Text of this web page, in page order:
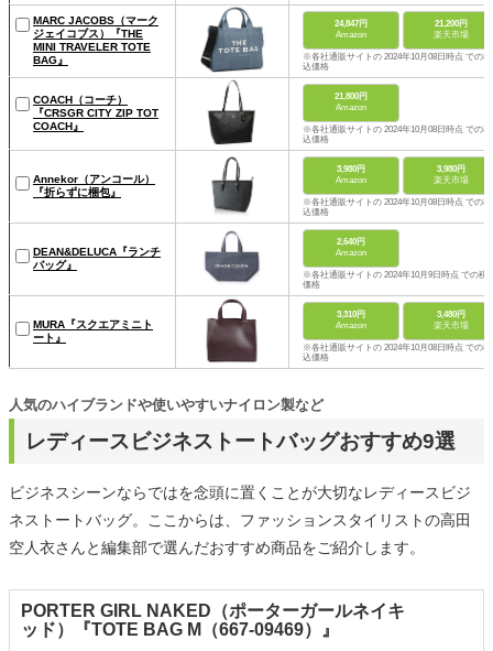
MARC JACOBS（マーク
ジェイコブス）『THE
MINI TRAVELER TOTE
BAG』
24,847円
Amazon
21,200円
楽天市場
※各社通販サイトの 2024年10月08日時点 での税
込価格
COACH（コーチ）
『CRSGR CITY ZIP TOT
COACH』
21,800円
Amazon
※各社通販サイトの 2024年10月08日時点 での税
込価格
Annekor（アンコール）
『折らずに梱包』
3,980円
Amazon
3,980円
楽天市場
※各社通販サイトの 2024年10月08日時点 での税
込価格
DEAN&DELUCA『ランチ
バッグ』
2,640円
Amazon
※各社通販サイトの 2024年10月9日時点 での税
価格
MURA『スクエアミニト
ート』
3,310円
Amazon
3,480円
楽天市場
※各社通販サイトの 2024年10月08日時点 での税
込価格
レディースビジネストートバッグおすすめ9選
人気のハイブランドや使いやすいナイロン製など
ビジネスシーンならではを念頭に置くことが大切なレディースビジ
ネストートバッグ。ここからは、ファッションスタイリストの高田
空人衣さんと編集部で選んだおすすめ商品をご紹介します。
PORTER GIRL NAKED（ポーターガールネイキ
ッド）『TOTE BAG M（667-09469）』